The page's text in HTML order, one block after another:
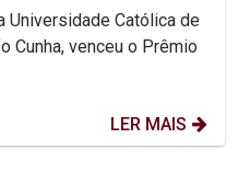
Universidade Católica de
Cunha, venceu o Prêmio
LER MAIS